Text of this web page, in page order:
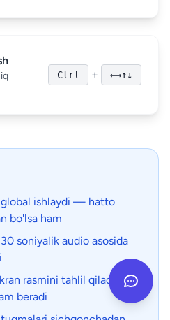
Ctrl + ←→↑↓
global ishlaydi — hatto
bo'lsa ham
soniyalik audio asosida
rasmini tahlil qiladi va
beradi